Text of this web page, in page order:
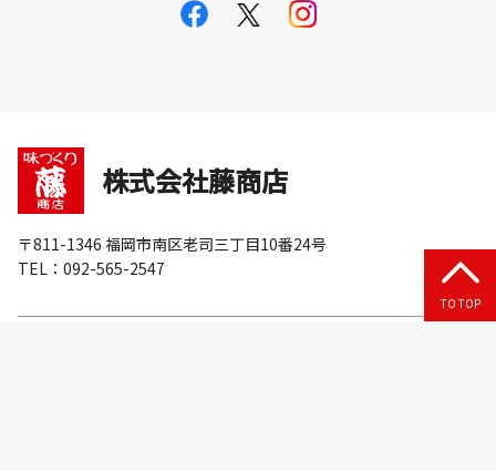
株式会社藤商店
〒811-1346 福岡市南区老司三丁目10番24号
TEL：092-565-2547
TO TOP